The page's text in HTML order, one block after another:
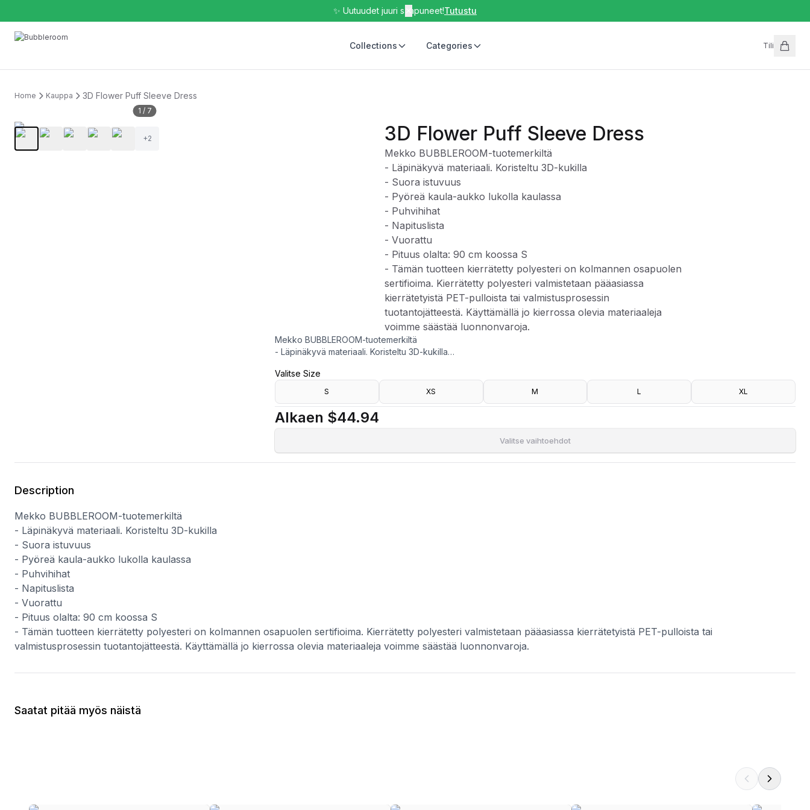
✨ Uutuudet juuri saapuneet!Tutustu
Collections Categories Tili
Home Kauppa 3D Flower Puff Sleeve Dress
1 / 7
+2 3D Flower Puff Sleeve Dress
Mekko BUBBLEROOM-tuotemerkiltä
- Läpinäkyvä materiaali. Koristeltu 3D-kukilla
- Suora istuvuus
- Pyöreä kaula-aukko lukolla kaulassa
- Puhvihihat
- Napituslista
- Vuorattu
- Pituus olalta: 90 cm koossa S
- Tämän tuotteen kierrätetty polyesteri on kolmannen osapuolen
sertifioima. Kierrätetty polyesteri valmistetaan pääasiassa
kierrätetyistä PET-pulloista tai valmistusprosessin
tuotantojätteestä. Käyttämällä jo kierrossa olevia materiaaleja
voimme säästää luonnonvaroja.
Mekko BUBBLEROOM-tuotemerkiltä
- Läpinäkyvä materiaali. Koristeltu 3D-kukilla
- Pyöreä kaula-aukko lukolla kaulassa
- Napituslista
- Vuorattu
- Pituus olalta: 90 cm koossa S
- Tämän tuotteen kierrätetty polyesteri on kolmannen osapuolen sertifioima. Kierrätetty polyesteri valmistetaan pääasiassa
luonnonvaroja.
Valitse Size
S XS M L XL
Alkaen $44.94
Valitse vaihtoehdot
Description
Mekko BUBBLEROOM-tuotemerkiltä
- Läpinäkyvä materiaali. Koristeltu 3D-kukilla
- Suora istuvuus
- Pyöreä kaula-aukko lukolla kaulassa
- Puhvihihat
- Napituslista
- Vuorattu
- Pituus olalta: 90 cm koossa S
- Tämän tuotteen kierrätetty polyesteri on kolmannen osapuolen sertifioima. Kierrätetty polyesteri valmistetaan pääasiassa kierrätetyistä PET-pulloista tai
valmistusprosessin tuotantojätteestä. Käyttämällä jo kierrossa olevia materiaaleja voimme säästää luonnonvaroja.
Saatat pitää myös näistä